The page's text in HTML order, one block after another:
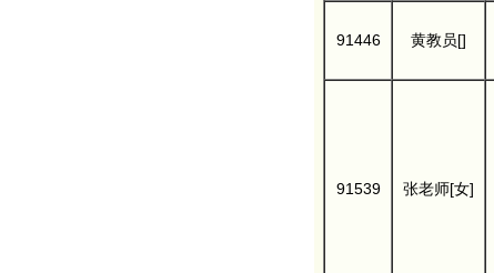
91446 黄教员[]
91539 张老师[女]